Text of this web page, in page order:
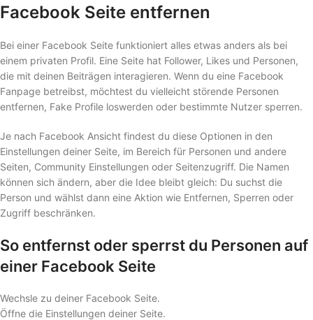
Facebook Seite entfernen
Bei einer Facebook Seite funktioniert alles etwas anders als bei
einem privaten Profil. Eine Seite hat Follower, Likes und Personen,
die mit deinen Beiträgen interagieren. Wenn du eine Facebook
Fanpage betreibst, möchtest du vielleicht störende Personen
entfernen, Fake Profile loswerden oder bestimmte Nutzer sperren.
Je nach Facebook Ansicht findest du diese Optionen in den
Einstellungen deiner Seite, im Bereich für Personen und andere
Seiten, Community Einstellungen oder Seitenzugriff. Die Namen
können sich ändern, aber die Idee bleibt gleich: Du suchst die
Person und wählst dann eine Aktion wie Entfernen, Sperren oder
Zugriff beschränken.
So entfernst oder sperrst du Personen auf
einer Facebook Seite
Wechsle zu deiner Facebook Seite.
Öffne die Einstellungen deiner Seite.